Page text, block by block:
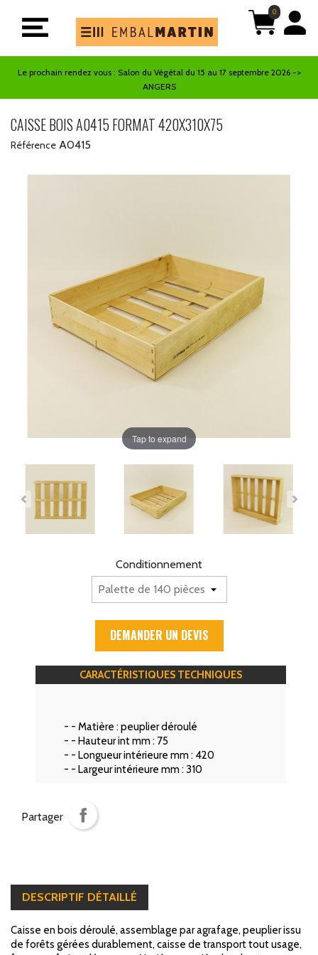
0
Le prochain rendez vous : Salon du Végétal du 15 au 17 septembre 2026 ->
ANGERS
CAISSE BOIS A0415 FORMAT 420X310X75
Référence A0415
Tap to expand
Conditionnement
DEMANDER UN DEVIS
CARACTÉRISTIQUES TECHNIQUES
- - Matière :peuplier déroulé
- - Hauteur int mm : 75
- - Longueur intérieure mm : 420
- - Largeur intérieure mm : 310
Partager
DESCRIPTIF DÉTAILLÉ
Caisse en bois déroulé, assemblage par agrafage, peuplier issu
de forêts gérées durablement, caisse de transport tout usage,